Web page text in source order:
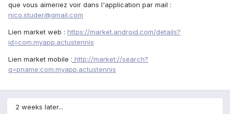
que vous aimeriez voir dans l'application par mail :
nico.studer@gmail.com
Lien market web : https://market.android.com/details?
id=com.myapp.actustennis
Lien market mobile : http://market://search?
q=pname:com.myapp.actustennis
2 weeks later...